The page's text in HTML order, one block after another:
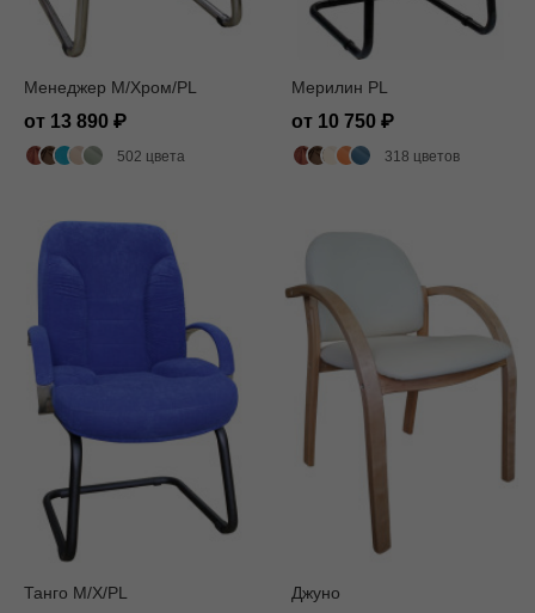
Менеджер M/Хром/PL
от 13 890
502 цвета
Мерилин PL
от 10 750
318 цветов
Танго M/X/PL Джуно